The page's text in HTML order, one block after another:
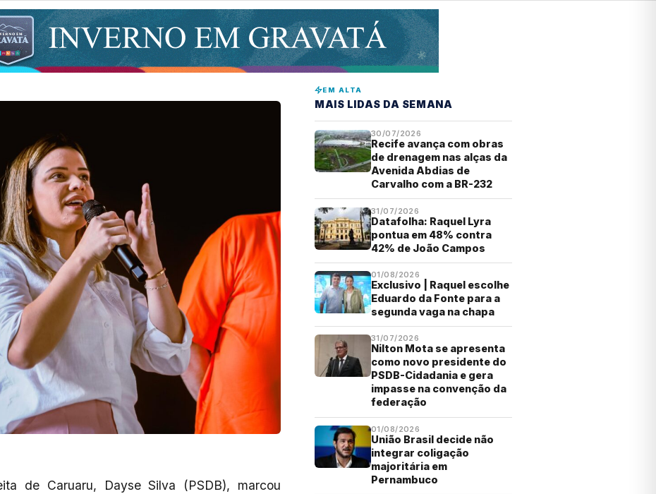
de Caruaru, Dayse Silva (PSDB), marcou
EM ALTA
MAIS LIDAS DA SEMANA
30/07/2026
Recife avança com obras
de drenagem nas alças da
Avenida Abdias de
Carvalho com a BR-232
31/07/2026
Datafolha: Raquel Lyra
pontua em 48% contra
42% de João Campos
01/08/2026
Exclusivo | Raquel escolhe
Eduardo da Fonte para a
segunda vaga na chapa
31/07/2026
Nilton Mota se apresenta
como novo presidente do
PSDB-Cidadania e gera
impasse na convenção da
federação
01/08/2026
União Brasil decide não
integrar coligação
majoritária em
Pernambuco